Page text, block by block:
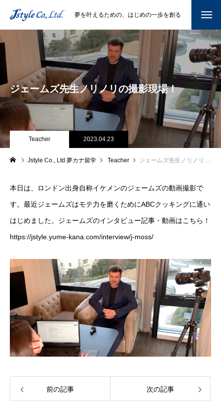
夢を叶えるための、はじめの一歩を創る
ジェームズ先生ノリノリの撮影現場！
Teacher 2023.04.23
Jstyle Co., Ltd.夢カナ留学 Teacher ジェームズ先生ノリノリの撮影現場！
本日は、ロンドン出身自称イケメンのジェームズの動画撮影で
す。最近ジェームズはモテ力を磨くためにABCクッキングに通い
はじめました。ジェームズのインタビュー記事・動画はこちら！
https://jstyle.yume-kana.com/interview/j-moss/
前の記事 次の記事